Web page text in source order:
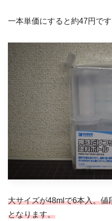
一本単価にすると約47円です
大サイズが48mlで6本入。
となります。